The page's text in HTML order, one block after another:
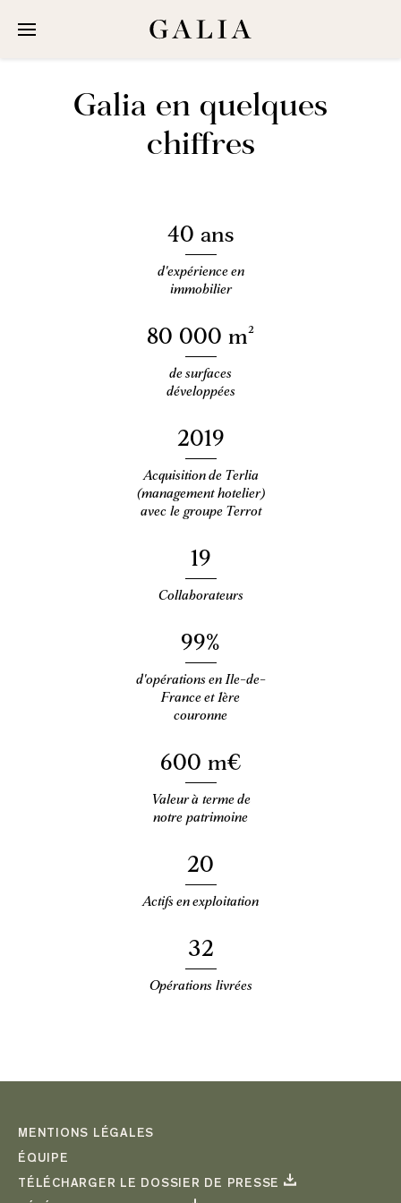
Chiffres
À propos
Réalisations
Bureaux
Commerces
Portraits
Récits
Presse & social media
Presse
Télécharger la revue
Télécharger la plaquette
Galia en quelques
chiffres
40 ans
d'expérience en
immobilier
80 000 m²
de surfaces
développées
2019
Acquisition de Terlia
(management hotelier)
avec le groupe Terrot
19
Collaborateurs
99%
d'opérations en Ile-de-
France et 1ère
couronne
600 m€
Valeur à terme de
notre patrimoine
20
Actifs en exploitation
32
Opérations livrées
MENTIONS LÉGALES
ÉQUIPE
TÉLÉCHARGER LE DOSSIER DE PRESSE